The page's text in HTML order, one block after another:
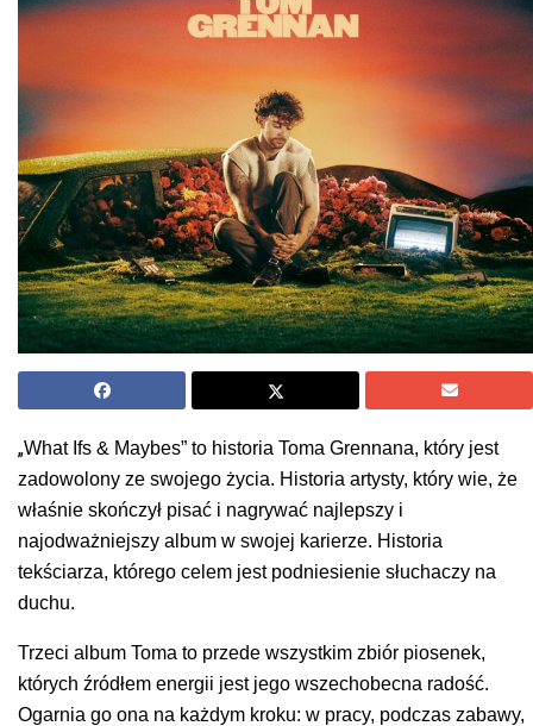
„What Ifs & Maybes” to historia Toma Grennana, który jest
zadowolony ze swojego życia. Historia artysty, który wie, że
właśnie skończył pisać i nagrywać najlepszy i
najodważniejszy album w swojej karierze. Historia
tekściarza, którego celem jest podniesienie słuchaczy na
duchu.
Trzeci album Toma to przede wszystkim zbiór piosenek,
których źródłem energii jest jego wszechobecna radość.
Ogarnia go ona na każdym kroku: w pracy, podczas zabawy,